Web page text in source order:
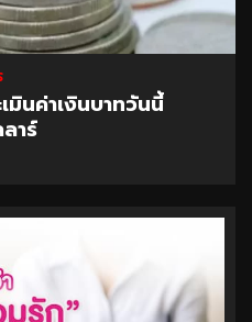
มินค่าเงินบาทวันนี้
าร์